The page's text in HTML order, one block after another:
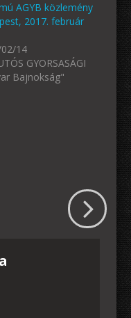
AGYB közlemény
2017. február
14
GYORSASÁGI
Bajnokság"